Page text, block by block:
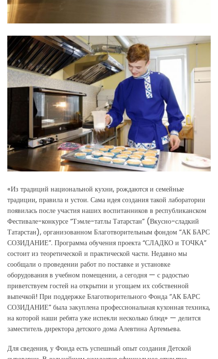
«Из традиций национальной кухни, рождаются и семейные
традиции, правила и устои. Сама идея создания такой лаборатории
появилась после участия наших воспитанников в республиканском
Фестивале-конкурсе “Тэмле-татлы Татарстан” (Вкусно-сладкий
Татарстан), организованном Благотворительным фондом “АК БАРС
СОЗИДАНИЕ”. Программа обучения проекта “СЛАДКО и ТОЧКА”
состоит из теоретической и практической части. Недавно мы
сообщали о проведении работ по поставке и установке
оборудования в учебном помещении, а сегодня — с радостью
приветствуем гостей на открытии и угощаем их собственной
выпечкой! При поддержке Благотворительного Фонда “АК БАРС
СОЗИДАНИЕ” была закуплена профессиональная кухонная техника,
на которой наши ребята уже испекли несколько блюд» — делится
заместитель директора детского дома Алевтина Артемьева.
Для сведения, у Фонда есть успешный опыт создания Детской